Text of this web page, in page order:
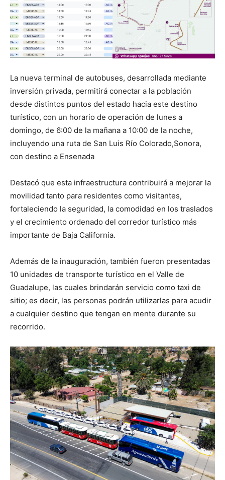
La nueva terminal de autobuses, desarrollada mediante
inversión privada, permitirá conectar a la población
desde distintos puntos del estado hacia este destino
turístico, con un horario de operación de lunes a
domingo, de 6:00 de la mañana a 10:00 de la noche,
incluyendo una ruta de San Luis Río Colorado,Sonora,
con destino a Ensenada
Destacó que esta infraestructura contribuirá a mejorar la
movilidad tanto para residentes como visitantes,
fortaleciendo la seguridad, la comodidad en los traslados
y el crecimiento ordenado del corredor turístico más
importante de Baja California.
Además de la inauguración, también fueron presentadas
10 unidades de transporte turístico en el Valle de
Guadalupe, las cuales brindarán servicio como taxi de
sitio; es decir, las personas podrán utilizarlas para acudir
a cualquier destino que tengan en mente durante su
recorrido.